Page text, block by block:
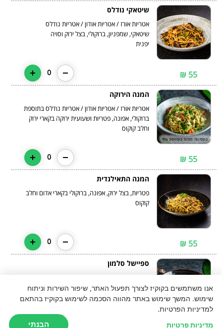
שיטאקי נודלס
אטריות אורז / אטריות אודון / אטריות נודלס
שיטאקי, שמפניון, ברוקולי, בצל ירוק וסויה
יפנית
55 ₪
0
המנה הירוקה
אטריות אורז / אטריות אודון / אטריות נודלס בתוספת
ברוקולי, אפונה, פטריות ושעועית ירוקה בקארי ירוק
וחלב קוקוס
55 ₪
0
המנה התאילנדית
פטריות, בצל ירוק, אפונה, ברוקולי בקארי אדום וחלב
קוקוס
55 ₪
0
ספיישל סלמון
כרוב, גזר, גמבה, בצל ושעועית. קוביות סלמון צרובות
ברוטב טריאקי / סצ'ואן
0
אנו משתמשים בקוקיז לצורך תפעול האתר, שיפור השירות וניתוח
שימוש. המשך שימוש באתר מהווה הסכמה לשימוש בקוקיז בהתאם
למדיניות הפרטיות.
מדיניות פרטיות
הבנתי